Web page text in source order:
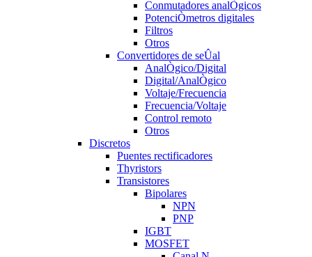
Conmutadores analÒgicos
PotenciÒmetros digitales
Filtros
Otros
Convertidores de seÛal
AnalÒgico/Digital
Digital/AnalÒgico
Voltaje/Frecuencia
Frecuencia/Voltaje
Control remoto
Otros
Discretos
Puentes rectificadores
Thyristors
Transistores
Bipolares
NPN
PNP
IGBT
MOSFET